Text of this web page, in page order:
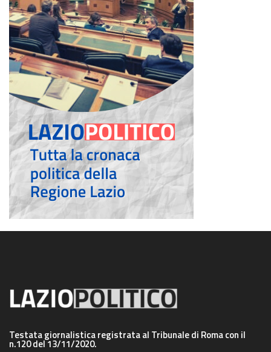
Testata giornalistica registrata al Tribunale di Roma con il
n.120 del 13/11/2020.